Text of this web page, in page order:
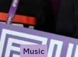
Music